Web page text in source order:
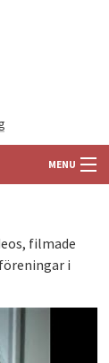
MENU
filmade
i